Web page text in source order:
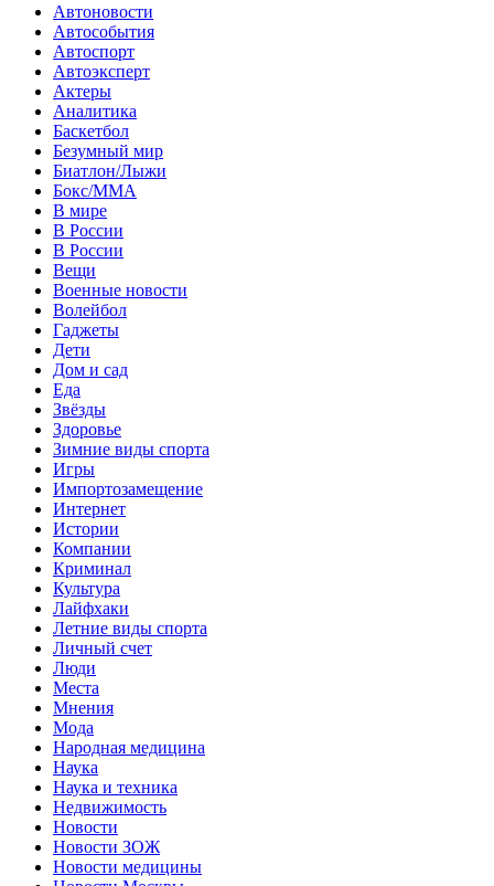
Автоновости
Автособытия
Автоспорт
Автоэксперт
Актеры
Аналитика
Баскетбол
Безумный мир
Биатлон/Лыжи
Бокс/MMA
В мире
В России
В России
Вещи
Военные новости
Волейбол
Гаджеты
Дети
Дом и сад
Еда
Звёзды
Здоровье
Зимние виды спорта
Игры
Импортозамещение
Интернет
Истории
Компании
Криминал
Культура
Лайфхаки
Летние виды спорта
Личный счет
Люди
Места
Мнения
Мода
Народная медицина
Наука
Наука и техника
Недвижимость
Новости
Новости ЗОЖ
Новости медицины